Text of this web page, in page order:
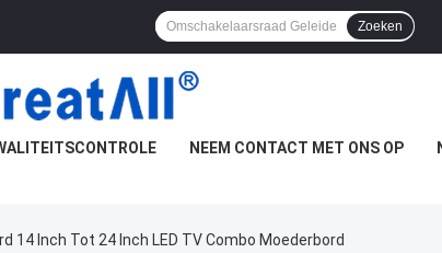
Zoeken
NEEM CONTACT MET ONS OP
14 Inch Tot 24 Inch LED TV Combo Moederbord